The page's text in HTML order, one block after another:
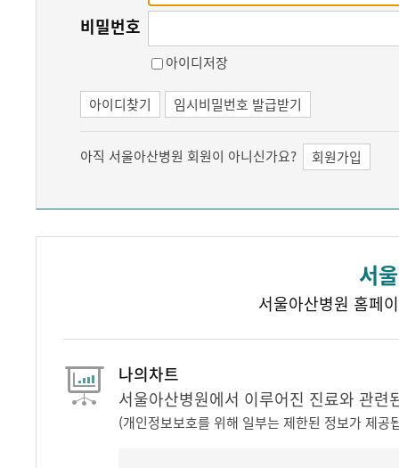
비밀번호
아이디저장
아이디찾기 임시비밀번호 발급받기
아직 서울아산병원 회원이 아니신가요? 회원가입
서
서울아산병원 홈페
나의차트
서울아산병원에서 이루어진 진료와 관
(개인정보보호를 위해 일부는 제한된 정보가 제공